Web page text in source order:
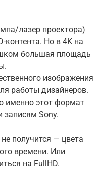
лазер проектора)
контента. Но в 4K на
большая площадь
изображения
работы дизайнеров.
именно этот формат
записям Sony.
получится — цвета
времени. Или
на FullHD.